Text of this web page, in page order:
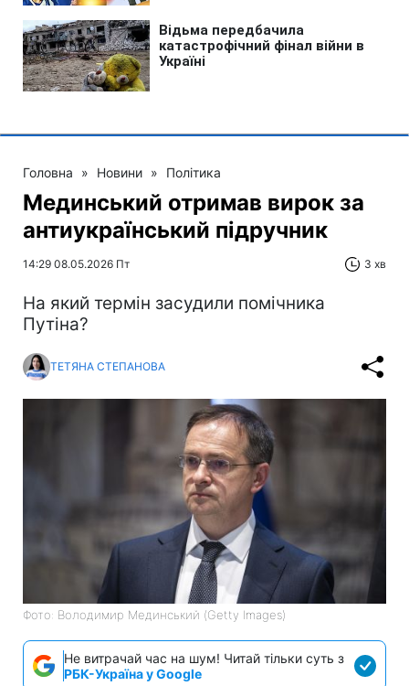
Головна » Новини » Політика
Мединський отримав вирок за
антиукраїнський підручник
14:29 08.05.2026 Пт 3 хв
На який термін засудили помічника
Путіна?
ТЕТЯНА СТЕПАНОВА
Фото: Володимир Мединський (Getty Images)
Не витрачай час на шум! Читай тільки суть з
РБК-Україна у Google